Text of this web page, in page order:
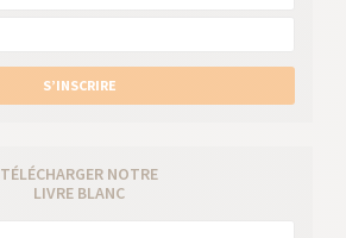
S’INSCRIRE
TÉLÉCHARGER NOTRE
LIVRE BLANC